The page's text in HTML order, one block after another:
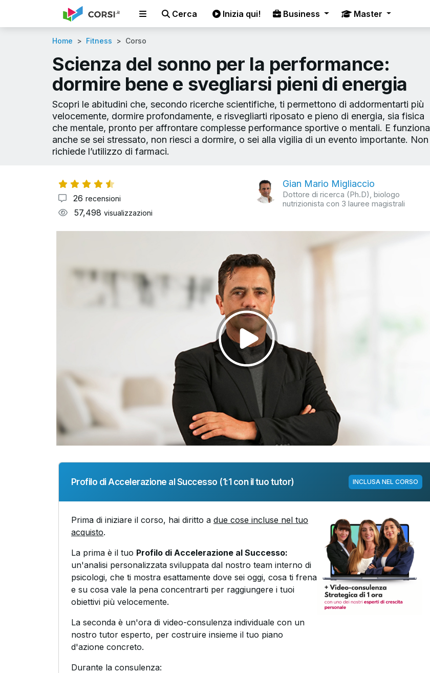
Cerca Inizia qui! Business Master
Home Fitness Corso
Scienza del sonno per la performance:
dormire bene e svegliarsi pieni di energia
Scopri le abitudini che, secondo ricerche scientifiche, ti permettono di addormentarti più
velocemente, dormire profondamente, e risvegliarti riposato e pieno di energia, sia fisica
che mentale, pronto per affrontare complesse performance sportive o mentali. E funziona
anche se sei stressato, non riesci a dormire, o sei alla vigilia di un evento importante. Non
richiede l’utilizzo di farmaci.
26 recensioni
57,498 visualizzazioni
Gian Mario Migliaccio
Dottore di ricerca (Ph.D), biologo
nutrizionista con 3 lauree magistrali
Riprodurre
il
video
Profilo di Accelerazione al Successo (1:1 con il tuo tutor) INCLUSA NEL CORSO
Prima di iniziare il corso, hai diritto a due cose incluse nel tuo
acquisto.
La prima è il tuo Profilo di Accelerazione al Successo:
un'analisi personalizzata sviluppata dal nostro team interno di
psicologi, che ti mostra esattamente dove sei oggi, cosa ti frena
e su cosa vale la pena concentrarti per raggiungere i tuoi
obiettivi più velocemente.
La seconda è un'ora di video-consulenza individuale con un
nostro tutor esperto, per costruire insieme il tuo piano
d'azione concreto.
Durante la consulenza: